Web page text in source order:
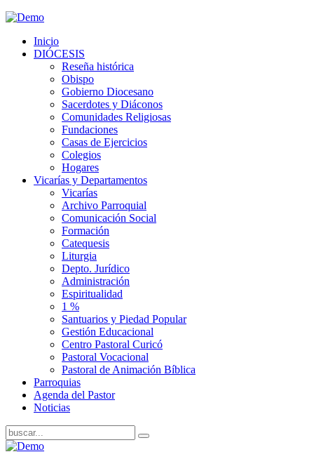
Inicio
DIÓCESIS
Reseña histórica
Obispo
Gobierno Diocesano
Sacerdotes y Diáconos
Comunidades Religiosas
Fundaciones
Casas de Ejercicios
Colegios
Hogares
Vicarías y Departamentos
Vicarías
Archivo Parroquial
Comunicación Social
Formación
Catequesis
Liturgia
Depto. Jurídico
Administración
Espiritualidad
1 %
Santuarios y Piedad Popular
Gestión Educacional
Centro Pastoral Curicó
Pastoral Vocacional
Pastoral de Animación Bíblica
Parroquias
Agenda del Pastor
Noticias